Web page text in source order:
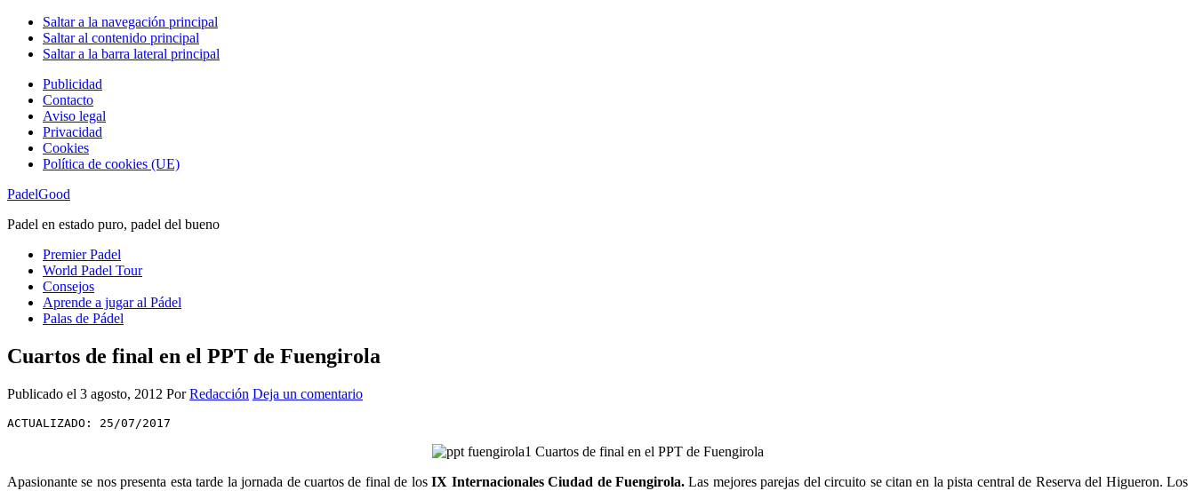
Saltar a la navegación principal
Saltar al contenido principal
Saltar a la barra lateral principal
Publicidad
Contacto
Aviso legal
Privacidad
Cookies
Política de cookies (UE)
PadelGood
Padel en estado puro, padel del bueno
Premier Padel
World Padel Tour
Consejos
Aprende a jugar al Pádel
Palas de Pádel
Cuartos de final en el PPT de Fuengirola
Publicado el 3 agosto, 2012 PorRedacción Deja un comentario
ACTUALIZADO: 25/07/2017
Apasionante se nos presenta esta tarde la jornada de cuartos de final de losIX Internacionales Ciudad de Fuengirola.Las mejores parejas del circuito se citan en la pista central de Reserva del Higueron. Los